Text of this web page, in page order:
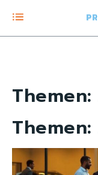
PR
Themen:
Themen: